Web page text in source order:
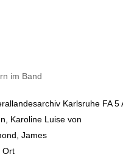
im Band
Karlsruhe FA
Karoline Luise von
James
Ort